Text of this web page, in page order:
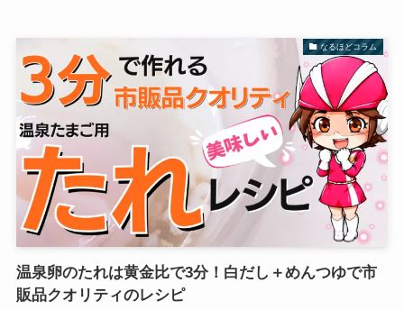
なるほどコラム
温泉卵のたれは黄金比で3分！白だし＋めんつゆで市
販品クオリティのレシピ